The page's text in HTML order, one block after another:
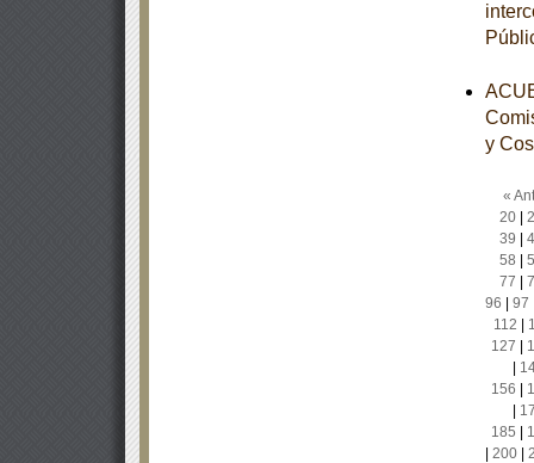
y
«
20|
39
58
77
96
97
112
127
156
185
200|